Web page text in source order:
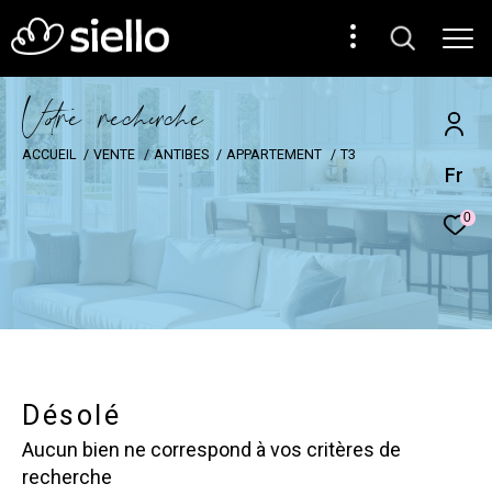
Fr
0
Vore recece
ACCUEIL VENTE ANTIBES APPARTEMENT T3
Désolé
Aucun bien ne correspond à vos critères de
recherche